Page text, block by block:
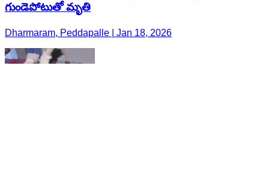
గుండెపోటుతో మృతి
Dharmaram, Peddapalle | Jan 18, 2026